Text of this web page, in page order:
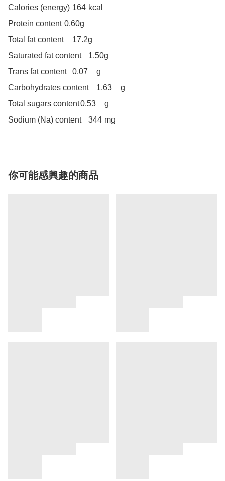
Calories (energy)	164	kcal
Protein content	0.60g
Total fat content	17.2g
Saturated fat content	1.50g
Trans fat content	0.07	g
Carbohydrates content	1.63	g
Total sugars content	0.53	g
Sodium (Na) content	344	mg
你可能感興趣的商品